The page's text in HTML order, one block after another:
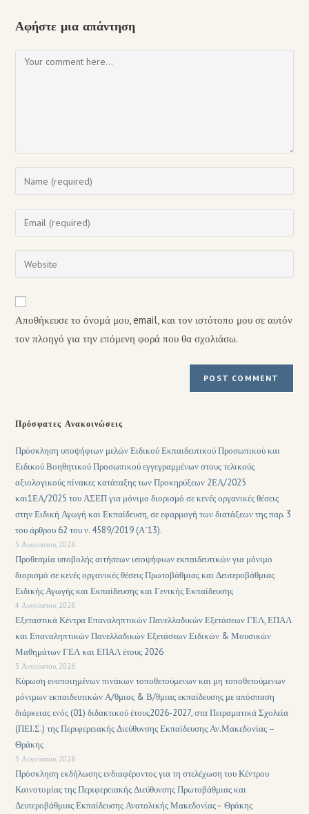
Αφήστε μια απάντηση
Αποθήκευσε το όνομά μου, email, και τον ιστότοπο μου σε αυτόν
τον πλοηγό για την επόμενη φορά που θα σχολιάσω.
Πρόσφατες Ανακοινώσεις
Πρόσκληση υποψήφιων μελών Ειδικού Εκπαιδευτικού Προσωπικού και
Ειδικού Βοηθητικού Προσωπικού εγγεγραμμένων στους τελικούς
αξιολογικούς πίνακες κατάταξης των Προκηρύξεων 2ΕΑ/2025
και1ΕΑ/2025 του ΑΣΕΠ για μόνιμο διορισμό σε κενές οργανικές θέσεις
στην Ειδική Αγωγή και Εκπαίδευση, σε εφαρμογή των διατάξεων της παρ. 3
του άρθρου 62 του ν. 4589/2019 (Α΄13).
5 Αυγούστου, 2026
Προθεσμία υποβολής αιτήσεων υποψήφιων εκπαιδευτικών για μόνιμο
διορισμό σε κενές οργανικές θέσεις Πρωτοβάθμιας και Δευτεροβάθμιας
Ειδικής Αγωγής και Εκπαίδευσης και Γενικής Εκπαίδευσης
4 Αυγούστου, 2026
Εξεταστικά Κέντρα Επαναληπτικών Πανελλαδικών Εξετάσεων ΓΕΛ, ΕΠΑΛ
και Επαναληπτικών Πανελλαδικών Εξετάσεων Ειδικών & Μουσικών
Μαθημάτων ΓΕΛ και ΕΠΑΛ έτους 2026
3 Αυγούστου, 2026
Κύρωση ενοποιημένων πινάκων τοποθετούμενων και μη τοποθετούμενων
μόνιμων εκπαιδευτικών Α/θμιας & Β/θμιας εκπαίδευσης με απόσπαση
διάρκειας ενός (01) διδακτικού έτους2026-2027, στα Πειραματικά Σχολεία
(ΠΕΙ.Σ.) της Περιφερειακής Διεύθυνσης Εκπαίδευσης Αν.Μακεδονίας –
Θράκης
3 Αυγούστου, 2026
Πρόσκληση εκδήλωσης ενδιαφέροντος για τη στελέχωση του Κέντρου
Καινοτομίας της Περιφερειακής Διεύθυνσης Πρωτοβάθμιας και
Δευτεροβάθμιας Εκπαίδευσης Ανατολικής Μακεδονίας– Θράκης